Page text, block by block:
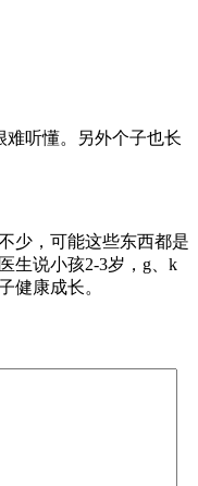
难听懂。另外个子也长
少，可能这些东西都是
生说小孩2-3岁，g、k
健康成长。